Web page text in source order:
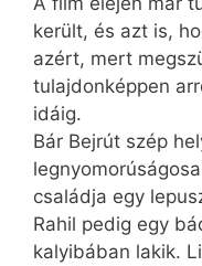
került, és azt is,
azért, mert
tulajdonképpen
idáig.
Bár Bejrút szép
családja egy
Rahil pedig egy
kalyibában lakik.